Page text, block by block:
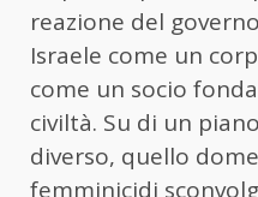
reazione del
Israele come un
come un socio
civiltà. Su di un
diverso, quello
femminicidi